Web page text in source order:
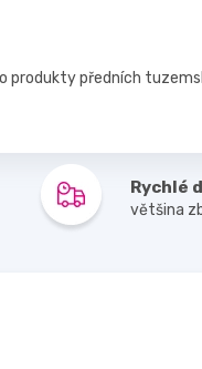
předních
Rychlé
většina